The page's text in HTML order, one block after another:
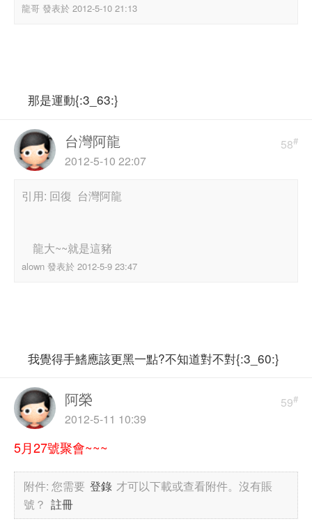
龍哥 發表於 2012-5-10 21:13
那是運動{:3_63:}
58#
台灣阿龍
2012-5-10 22:07
引用: 回復 台灣阿龍
龍大~~就是這豬
alown 發表於 2012-5-9 23:47
我覺得手鰭應該更黑一點?不知道對不對{:3_60:}
59#
阿榮
2012-5-11 10:39
5月27號聚會~~~
附件:您需要 登錄 才可以下載或查看附件。沒有賬
號？ 註冊